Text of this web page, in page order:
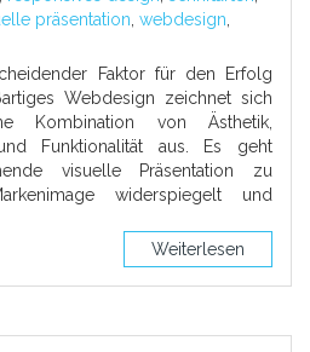
präsentation, webdesign,
Faktor für den Erfolg
Webdesign zeichnet sich
Kombination von Ästhetik,
Funktionalität aus. Es geht
visuelle Präsentation zu
widerspiegelt und
Weiterlesen